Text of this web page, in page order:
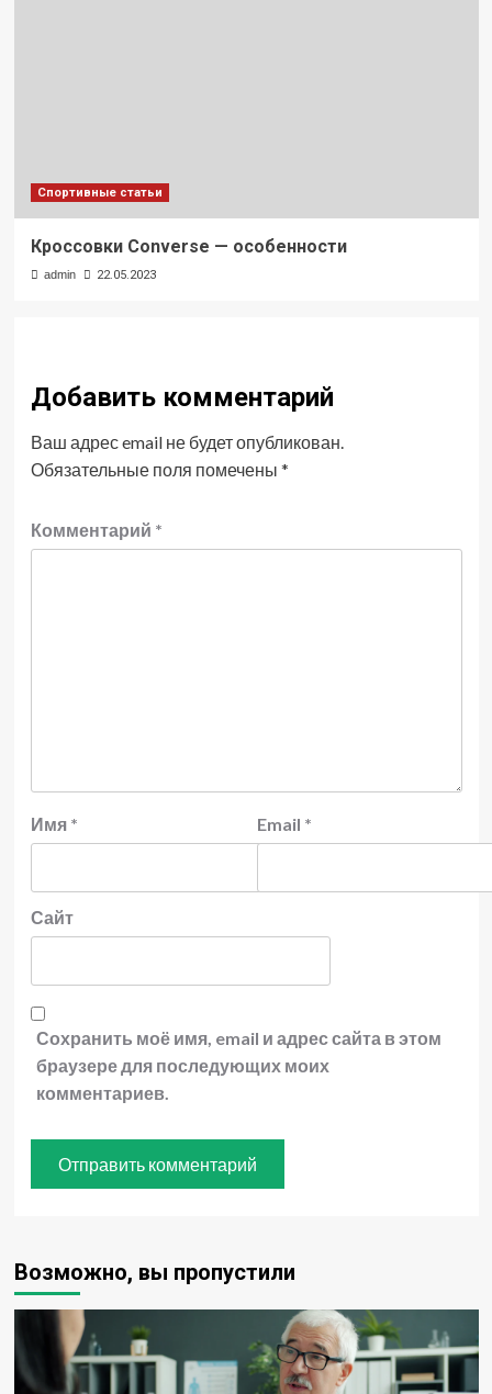
Спортивные статьи
Кроссовки Converse — особенности
admin 22.05.2023
Добавить комментарий
Ваш адрес email не будет опубликован.
Обязательные поля помечены *
Комментарий *
Имя * Email *
Сайт
Сохранить моё имя, email и адрес сайта в этом
браузере для последующих моих
комментариев.
Возможно, вы пропустили